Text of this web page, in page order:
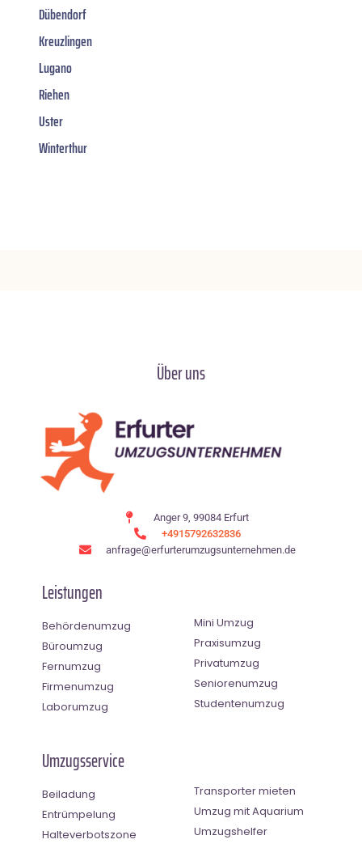
Dübendorf
Kreuzlingen
Lugano
Riehen
Uster
Winterthur
Über uns
Anger 9, 99084 Erfurt
+4915792632836
anfrage@erfurterumzugsunternehmen.de
Leistungen
Behördenumzug
Büroumzug
Fernumzug
Firmenumzug
Laborumzug
Mini Umzug
Praxisumzug
Privatumzug
Seniorenumzug
Studentenumzug
Umzugsservice
Beiladung
Entrümpelung
Halteverbotszone
Transporter mieten
Umzug mit Aquarium
Umzugshelfer